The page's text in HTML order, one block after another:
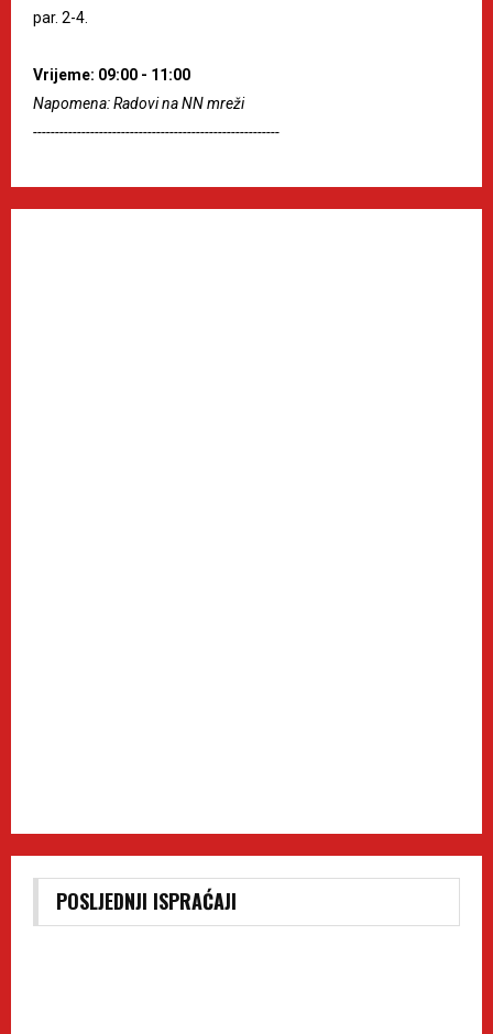
par. 2-4.
Vrijeme: 09:00 - 11:00
Napomena: Radovi na NN mreži
--------------------------------------------------------
POSLJEDNJI ISPRAĆAJI